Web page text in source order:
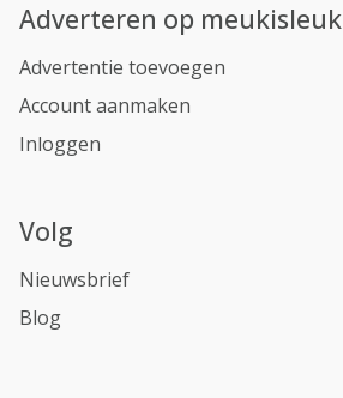
Adverteren op meukisleuk
Advertentie toevoegen
Account aanmaken
Inloggen
Volg
Nieuwsbrief
Blog